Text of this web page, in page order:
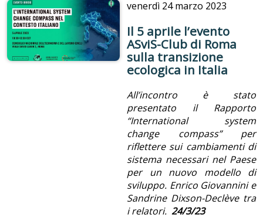
venerdì 24 marzo 2023
Il 5 aprile l’evento
ASviS-Club di Roma
sulla transizione
ecologica in Italia
All’incontro è stato
presentato il Rapporto
“International system
change compass” per
riflettere sui cambiamenti di
sistema necessari nel Paese
per un nuovo modello di
sviluppo. Enrico Giovannini e
Sandrine Dixson-Declève tra
i relatori. 24/3/23